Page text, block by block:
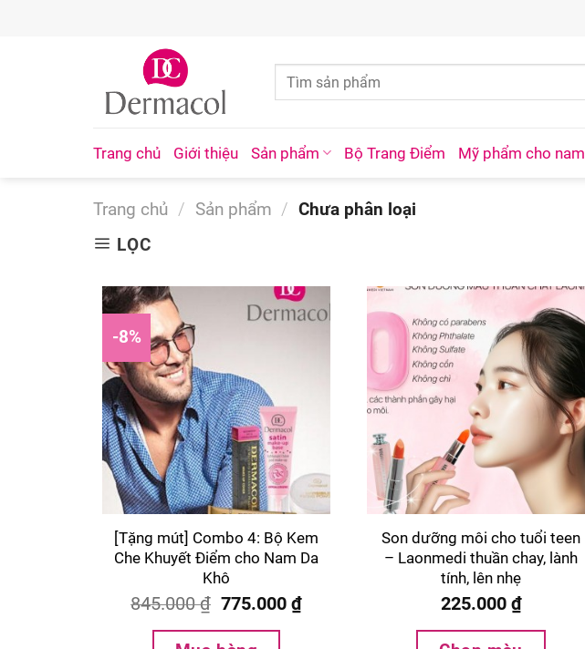
Trang chủ Giới thiệu Sản phẩm Bộ Trang Điểm Mỹ phẩm cho nam
Trang chủ / Sản phẩm / Chưa phân loại
LỌC
-8%
[Tặng mút] Combo 4: Bộ Kem
Che Khuyết Điểm cho Nam Da
Khô
845.000₫ 775.000 ₫
Son dưỡng môi cho tuổi teen
– Laonmedi thuần chay, lành
tính, lên nhẹ
225.000 ₫